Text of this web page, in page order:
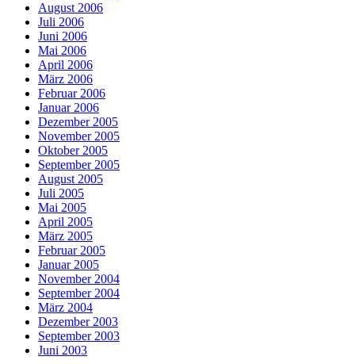
August 2006
Juli 2006
Juni 2006
Mai 2006
April 2006
März 2006
Februar 2006
Januar 2006
Dezember 2005
November 2005
Oktober 2005
September 2005
August 2005
Juli 2005
Mai 2005
April 2005
März 2005
Februar 2005
Januar 2005
November 2004
September 2004
März 2004
Dezember 2003
September 2003
Juni 2003